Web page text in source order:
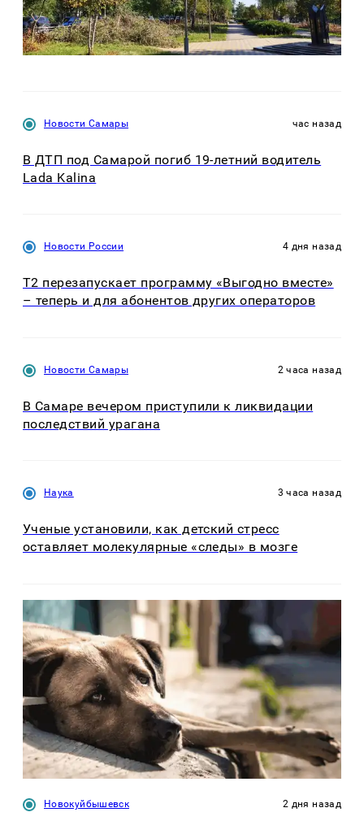
Новости Самары час назад
В ДТП под Самарой погиб 19-летний водитель
Lada Kalina
Новости России 4 дня назад
Т2 перезапускает программу «Выгодно вместе»
– теперь и для абонентов других операторов
Новости Самары 2 часа назад
В Самаре вечером приступили к ликвидации
последствий урагана
Наука 3 часа назад
Ученые установили, как детский стресс
оставляет молекулярные «следы» в мозге
Новокуйбышевск 2 дня назад